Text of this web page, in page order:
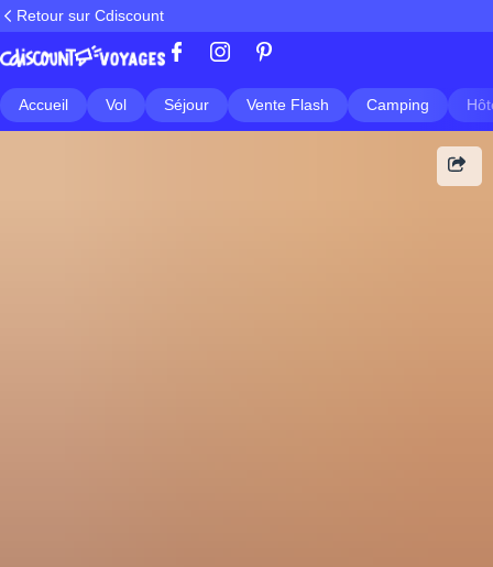
Retour sur Cdiscount
Accueil Vol Séjour Vente Flash Camping